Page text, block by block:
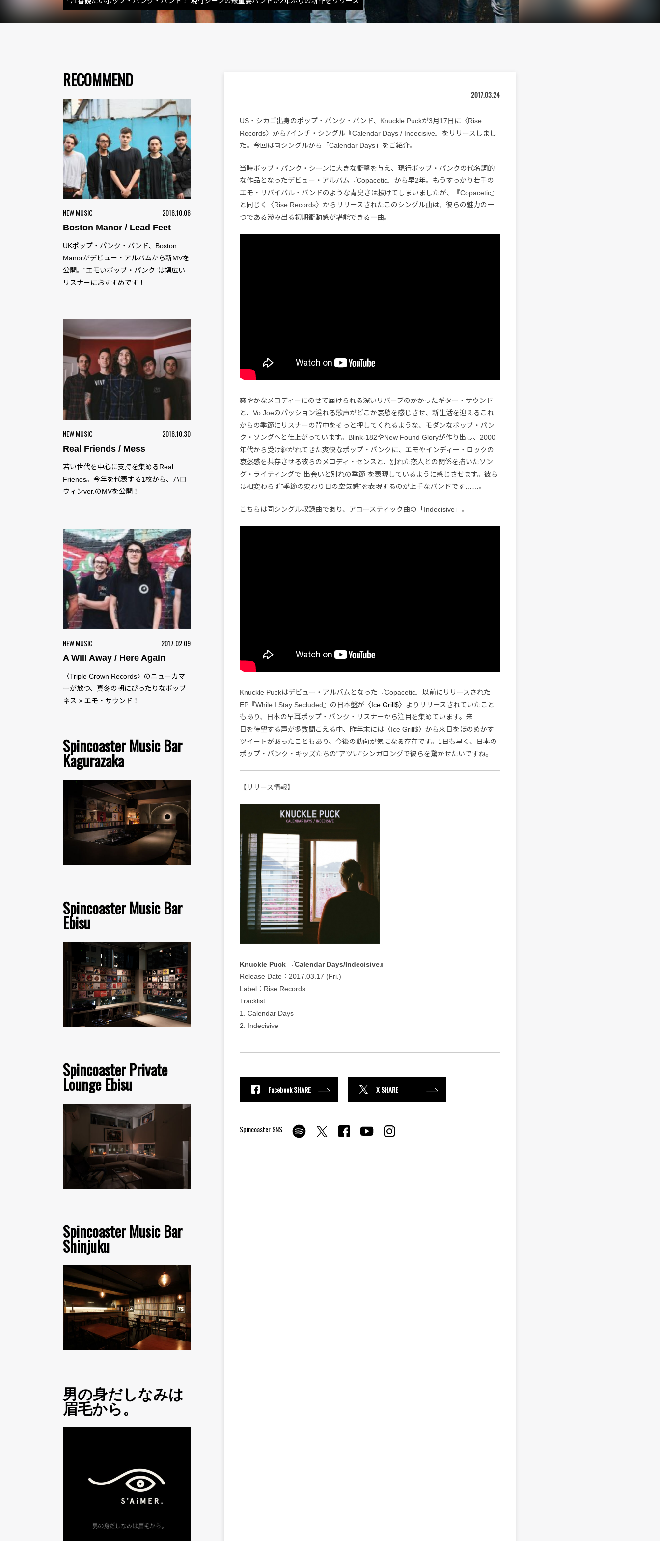
RECOMMEND
NEW MUSIC 2016.10.06
Boston Manor / Lead Feet
UKポップ・パンク・バンド、Boston
Manorがデビュー・アルバムから新MVを
公開。“エモいポップ・パンク”は幅広い
リスナーにおすすめです！
NEW MUSIC 2016.10.30
Real Friends / Mess
若い世代を中心に支持を集めるReal
Friends。今年を代表する1枚から、ハロ
ウィンver.のMVを公開！
NEW MUSIC 2017.02.09
A Will Away / Here Again
〈Triple Crown Records〉のニューカマ
ーが放つ、真冬の朝にぴったりなポップ
ネス × エモ・サウンド！
Spincoaster Music Bar
Kagurazaka
Spincoaster Music Bar
Ebisu
Spincoaster Private
Lounge Ebisu
Spincoaster Music Bar
Shinjuku
男の身だしなみは
眉毛から。
2017.03.24
US・シカゴ出身のポップ・パンク・バンド、Knuckle Puckが3月17日に〈Rise
Records〉から7インチ・シングル『Calendar Days / Indecisive』をリリースしまし
た。今回は同シングルから「Calendar Days」をご紹介。
当時ポップ・パンク・シーンに大きな衝撃を与え、現行ポップ・パンクの代名詞的
な作品となったデビュー・アルバム『Copacetic』から早2年。もうすっかり若手の
エモ・リバイバル・バンドのような青臭さは抜けてしまいましたが、『Copacetic』
と同じく〈Rise Records〉からリリースされたこのシングル曲は、彼らの魅力の一
つである滲み出る初期衝動感が堪能できる一曲。
爽やかなメロディーにのせて届けられる深いリバーブのかかったギター・サウンド
と、Vo.Joeのパッション溢れる歌声がどこか哀愁を感じさせ、新生活を迎えるこれ
からの季節にリスナーの背中をそっと押してくれるような、モダンなポップ・パン
ク・ソングへと仕上がっています。Blink-182やNew Found Gloryが作り出し、2000
年代から受け継がれてきた爽快なポップ・パンクに、エモやインディー・ロックの
哀愁感を共存させる彼らのメロディ・センスと、別れた恋人との関係を描いたソン
グ・ライティングで”出会いと別れの季節”を表現しているように感じさせます。彼ら
は相変わらず”季節の変わり目の空気感”を表現するのが上手なバンドです……。
こちらは同シングル収録曲であり、アコースティック曲の「Indecisive」。
Knuckle Puckはデビュー・アルバムとなった『Copacetic』以前にリリースされた
EP『While I Stay Secluded』の日本盤が 〈Ice Grill$〉
よりリリースされていたこと
もあり、日本の早耳ポップ・パンク・リスナーから注目を集めています。来
日を待望する声が多数聞こえる中、昨年末には〈Ice Grill$〉から来日をほのめかす
ツイートがあったこともあり、今後の動向が気になる存在です。1日も早く、日本の
ポップ・パンク・キッズたちの”アツい”シンガロングで彼らを驚かせたいですね。
【リリース情報】
Knuckle Puck 『Calendar Days/Indecisive』
Release Date：2017.03.17 (Fri.)
Label：Rise Records
Tracklist:
1. Calendar Days
2. Indecisive
Facebook SHARE X SHARE
Spincoaster SNS